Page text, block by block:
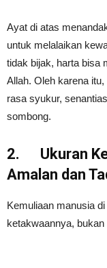
Ayat di atas
untuk melalaikan
tidak bijak, harta bisa
Allah. Oleh karena
rasa syukur,
sombong.
2. Ukuran
Amalan dan
Kemuliaan manusia
ketakwaannya,